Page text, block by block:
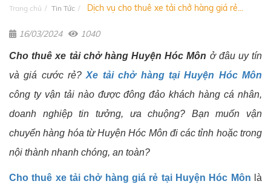
Trang chủ Tin Tức Dịch vụ cho thuê xe tải chở hàng giá rẻ...
16/03/2024 1040
Cho thuê xe tải chở hàng Huyện Hóc Môn ở đâu uy tín
và giá cước rẻ?Xe tải chở hàng tại Huyện Hóc Môn
công ty vận tải nào được đông đảo khách hàng cá nhân,
doanh nghiệp tin tưởng, ưa chuộng? Bạn muốn vận
chuyển hàng hóa từ Huyện Hóc Môn đi các tỉnh hoặc trong
nội thành nhanh chóng, an toàn?
Cho thuê xe tải chở hàng giá rẻ tại Huyện Hóc Môn là